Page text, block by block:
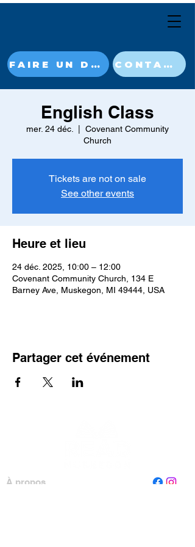
FAIRE UN DON MAINTENANT CONTACT
English Class
mer. 24 déc.
Covenant Community
Church
Tickets are not on sale
See other events
Heure et lieu
24 déc. 2025, 10:00 – 12:00
Covenant Community Church, 134 E
Barney Ave, Muskegon, MI 49444, USA
Partager cet événement
À propos